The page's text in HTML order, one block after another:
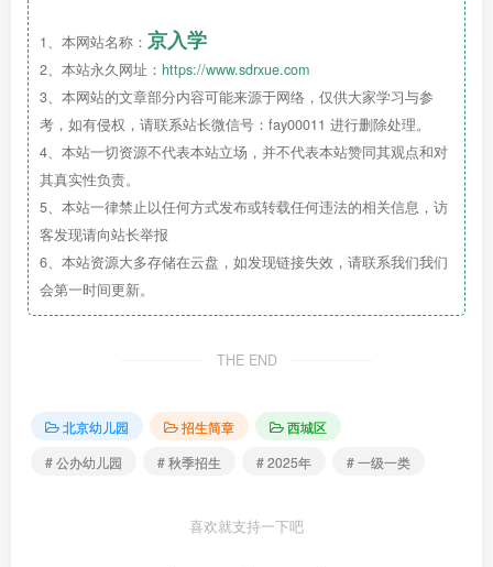
1、本网站名称： 京入学
2、本站永久网址： https://www.sdrxue.com
3、本网站的文章部分内容可能来源于网络，仅供大家学习与参
考，如有侵权，请联系站长微信号：fay00011 进行删除处理。
4、本站一切资源不代表本站立场，并不代表本站赞同其观点和对
其真实性负责。
5、本站一律禁止以任何方式发布或转载任何违法的相关信息，访
客发现请向站长举报
6、本站资源大多存储在云盘，如发现链接失效，请联系我们我们
会第一时间更新。
THE END
北京幼儿园 招生简章
西城区
# 公办幼儿园
# 秋季招生 # 2025年 # 一级一类
喜欢就支持一下吧